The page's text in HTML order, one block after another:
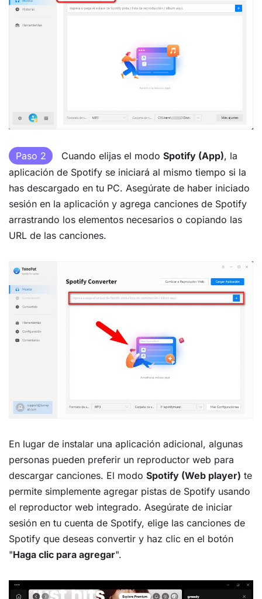
Paso 2 Cuando elijas el modo Spotify (App), la
aplicación de Spotify se iniciará al mismo tiempo si la
has descargado en tu PC. Asegúrate de haber iniciado
sesión en la aplicación y agrega canciones de Spotify
arrastrando los elementos necesarios o copiando las
URL de las canciones.
En lugar de instalar una aplicación adicional, algunas
personas pueden preferir un reproductor web para
descargar canciones. El modo Spotify (Web player) te
permite simplemente agregar pistas de Spotify usando
el reproductor web integrado. Asegúrate de iniciar
sesión en tu cuenta de Spotify, elige las canciones de
Spotify que deseas convertir y haz clic en el botón
"Haga clic para agregar".